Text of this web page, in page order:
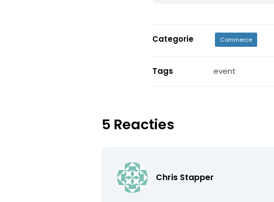
Categorie Commerce
Tags event
5 Reacties
Chris Stapper